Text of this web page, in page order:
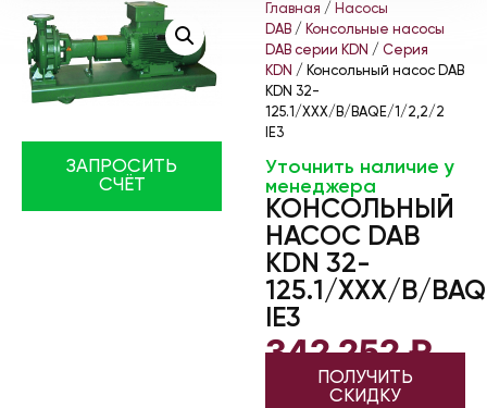
ЗАПРОСИТЬ
СЧЁТ
Главная / Насосы
DAB / Консольные насосы
DAB серии KDN / Серия
KDN / Консольный насос DAB
KDN 32-
125.1/XXX/B/BAQE/1/2,2/2
IE3
Уточнить наличие у
менеджера
КОНСОЛЬНЫЙ
НАСОС DAB
KDN 32-
125.1/XXX/B/
IE3
342 252₽
ПОЛУЧИТЬ
СКИДКУ